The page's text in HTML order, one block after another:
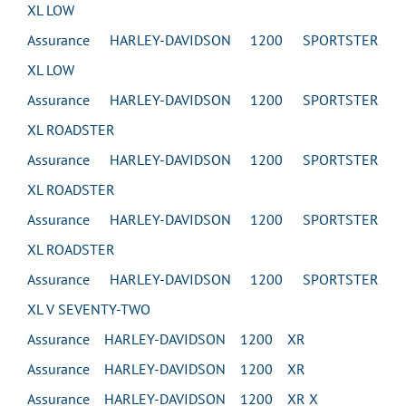
XL LOW
Assurance HARLEY-DAVIDSON 1200 SPORTSTER
XL LOW
Assurance HARLEY-DAVIDSON 1200 SPORTSTER
XL ROADSTER
Assurance HARLEY-DAVIDSON 1200 SPORTSTER
XL ROADSTER
Assurance HARLEY-DAVIDSON 1200 SPORTSTER
XL ROADSTER
Assurance HARLEY-DAVIDSON 1200 SPORTSTER
XL V SEVENTY-TWO
Assurance HARLEY-DAVIDSON 1200 XR
Assurance HARLEY-DAVIDSON 1200 XR
Assurance HARLEY-DAVIDSON 1200 XR X